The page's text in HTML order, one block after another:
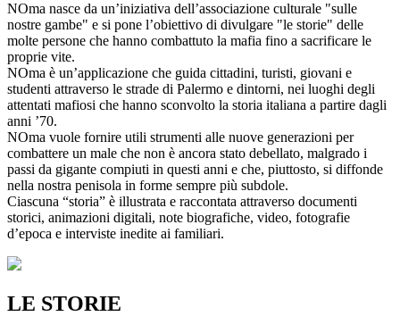
NOma nasce da un’iniziativa dell’associazione culturale "sulle
nostre gambe" e si pone l’obiettivo di divulgare "le storie" delle
molte persone che hanno combattuto la mafia fino a sacrificare le
proprie vite.
NOma è un’applicazione che guida cittadini, turisti, giovani e
studenti attraverso le strade di Palermo e dintorni, nei luoghi degli
attentati mafiosi che hanno sconvolto la storia italiana a partire dagli
anni ’70.
NOma vuole fornire utili strumenti alle nuove generazioni per
combattere un male che non è ancora stato debellato, malgrado i
passi da gigante compiuti in questi anni e che, piuttosto, si diffonde
nella nostra penisola in forme sempre più subdole.
Ciascuna “storia” è illustrata e raccontata attraverso documenti
storici, animazioni digitali, note biografiche, video, fotografie
d’epoca e interviste inedite ai familiari.
LE STORIE